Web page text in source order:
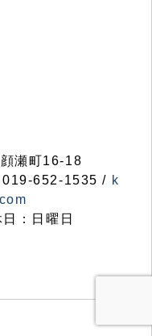
瀬町16-18
652-1535 / k
：日曜日